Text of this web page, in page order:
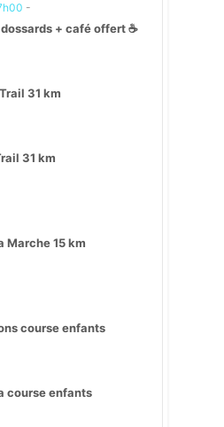
-
+ café offert ☕️
31 km
31 km
Marche 15 km
course enfants
course enfants